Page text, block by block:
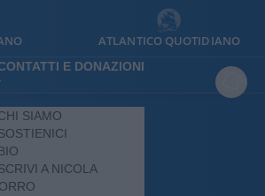
ATLANTICO QUOTIDIANO
E DONAZIONI
SIAMO
A NICOLA